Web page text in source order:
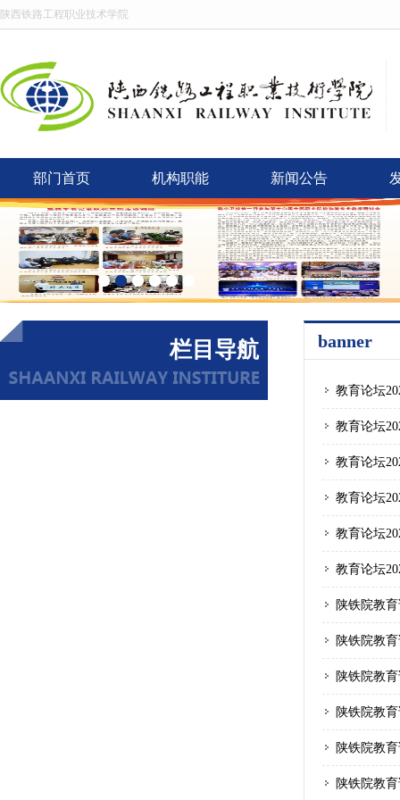
陕西铁路工程职业技术学院
部门首页 机构职能 新闻公告
栏目导航 banner
教育论坛
教育论坛
教育论坛
教育论坛
教育论坛
教育论坛
陕铁院教
陕铁院教
陕铁院教
陕铁院教
陕铁院教
陕铁院教